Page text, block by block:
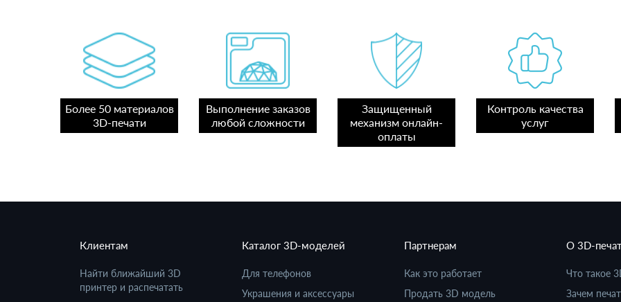
Более 50 материалов
3D-печати
Выполнение заказов
любой сложности
Защищенный
механизм онлайн-
оплаты
Контроль качества
услуг
Клиентам
Найти ближайший 3D
принтер и распечатать
Каталог 3D-моделей
Для телефонов
Украшения и аксессуары
Партнерам
Как это работает
Продать 3D модель
О 3D-
Что такое
Зачем